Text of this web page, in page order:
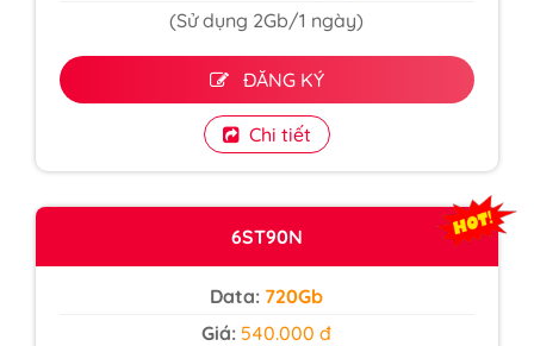
(Sử dụng 2Gb/1 ngày)
ĐĂNG KÝ
Chi tiết
6ST90N
Data: 720Gb
Giá: 540.000 đ